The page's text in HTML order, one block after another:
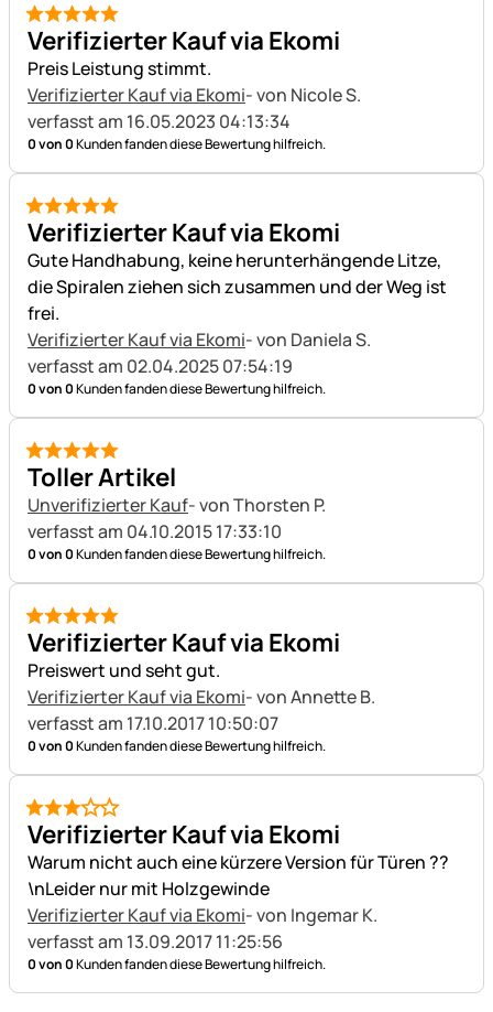
5 von 5
Verifizierter Kauf via Ekomi
Preis Leistung stimmt.
Verifizierter Kauf via Ekomi- von Nicole S.
verfasst am 16.05.2023 04:13:34
0 von 0Kunden fanden diese Bewertung hilfreich.
5 von 5
Verifizierter Kauf via Ekomi
Gute Handhabung, keine herunterhängende Litze,
die Spiralen ziehen sich zusammen und der Weg ist
frei.
Verifizierter Kauf via Ekomi- von Daniela S.
verfasst am 02.04.2025 07:54:19
0 von 0Kunden fanden diese Bewertung hilfreich.
5 von 5
Toller Artikel
Unverifizierter Kauf- von Thorsten P.
verfasst am 04.10.2015 17:33:10
0 von 0Kunden fanden diese Bewertung hilfreich.
5 von 5
Verifizierter Kauf via Ekomi
Preiswert und seht gut.
Verifizierter Kauf via Ekomi- von Annette B.
verfasst am 17.10.2017 10:50:07
0 von 0Kunden fanden diese Bewertung hilfreich.
3 von 5
Verifizierter Kauf via Ekomi
Warum nicht auch eine kürzere Version für Türen ??
\nLeider nur mit Holzgewinde
Verifizierter Kauf via Ekomi- von Ingemar K.
verfasst am 13.09.2017 11:25:56
0 von 0Kunden fanden diese Bewertung hilfreich.